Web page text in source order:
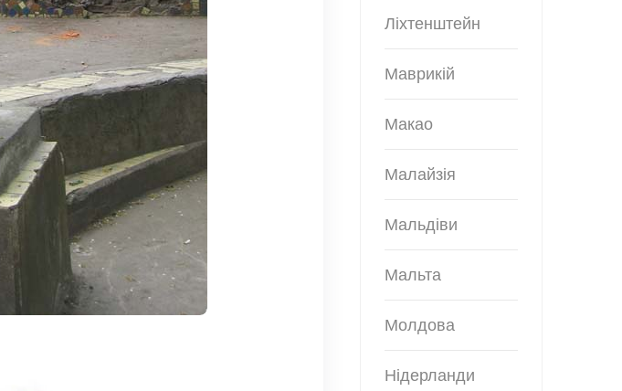
Ліхтенштейн
Маврикій
Макао
Малайзія
Мальдіви
Мальта
Молдова
Нідерланди